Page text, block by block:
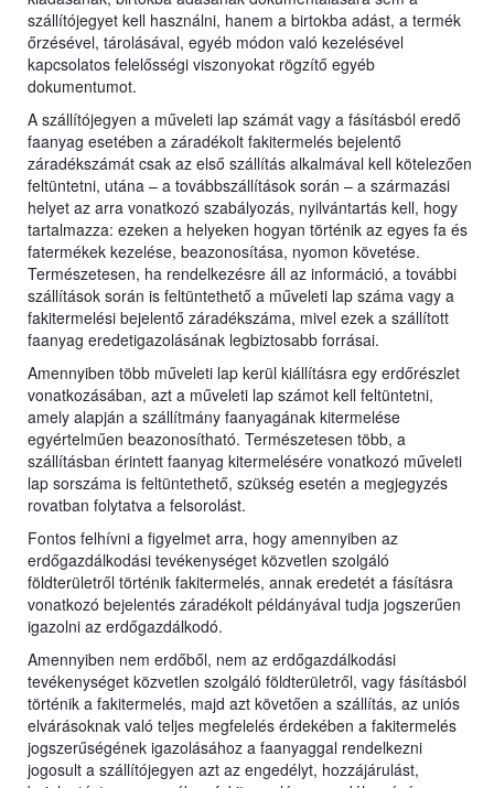
szállítójegyet kell használni, hanem a birtokba adást, a termék
őrzésével, tárolásával, egyéb módon való kezelésével
kapcsolatos felelősségi viszonyokat rögzítő egyéb
dokumentumot.
A szállítójegyen a műveleti lap számát vagy a fásításból eredő
faanyag esetében a záradékolt fakitermelés bejelentő
záradékszámát csak az első szállítás alkalmával kell kötelezően
feltüntetni, utána – a továbbszállítások során – a származási
helyet az arra vonatkozó szabályozás, nyilvántartás kell, hogy
tartalmazza: ezeken a helyeken hogyan történik az egyes fa és
fatermékek kezelése, beazonosítása, nyomon követése.
Természetesen, ha rendelkezésre áll az információ, a további
szállítások során is feltüntethető a műveleti lap száma vagy a
fakitermelési bejelentő záradékszáma, mivel ezek a szállított
faanyag eredetigazolásának legbiztosabb forrásai.
Amennyiben több műveleti lap kerül kiállításra egy erdőrészlet
vonatkozásában, azt a műveleti lap számot kell feltüntetni,
amely alapján a szállítmány faanyagának kitermelése
egyértelműen beazonosítható. Természetesen több, a
szállításban érintett faanyag kitermelésére vonatkozó műveleti
lap sorszáma is feltüntethető, szükség esetén a megjegyzés
rovatban folytatva a felsorolást.
Fontos felhívni a figyelmet arra, hogy amennyiben az
erdőgazdálkodási tevékenységet közvetlen szolgáló
földterületről történik fakitermelés, annak eredetét a fásításra
vonatkozó bejelentés záradékolt példányával tudja jogszerűen
igazolni az erdőgazdálkodó.
Amennyiben nem erdőből, nem az erdőgazdálkodási
tevékenységet közvetlen szolgáló földterületről, vagy fásításból
történik a fakitermelés, majd azt követően a szállítás, az uniós
elvárásoknak való teljes megfelelés érdekében a fakitermelés
jogszerűségének igazolásához a faanyaggal rendelkezni
jogosult a szállítójegyen azt az engedélyt, hozzájárulást,